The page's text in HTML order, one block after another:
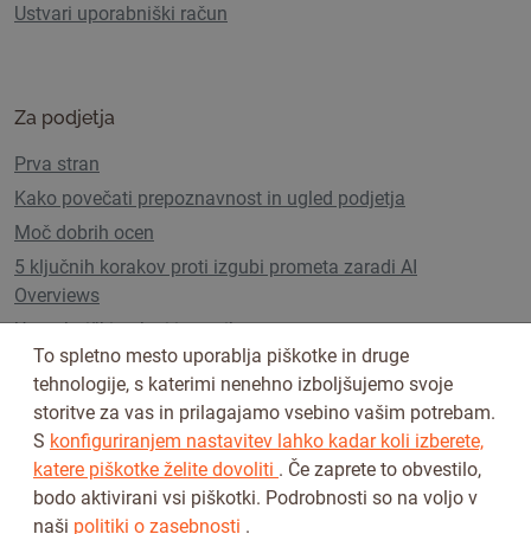
Ustvari uporabniški račun
Za podjetja
Prva stran
Kako povečati prepoznavnost in ugled podjetja
Moč dobrih ocen
5 ključnih korakov proti izgubi prometa zaradi AI
Overviews
Uporabniški paketi in cenik
Sledi nam na
To spletno mesto uporablja piškotke in druge
tehnologije, s katerimi nenehno izboljšujemo svoje
storitve za vas in prilagajamo vsebino vašim potrebam.
S konfiguriranjem nastavitev lahko kadar koli izberete,
katere piškotke želite dovoliti . Če zaprete to obvestilo,
bodo aktivirani vsi piškotki. Podrobnosti so na voljo v
naši politiki o zasebnosti .